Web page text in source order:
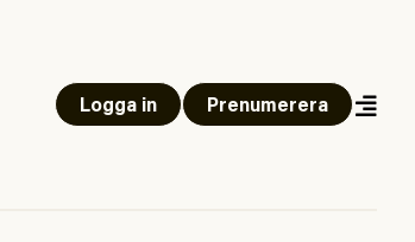
Logga in Prenumerera